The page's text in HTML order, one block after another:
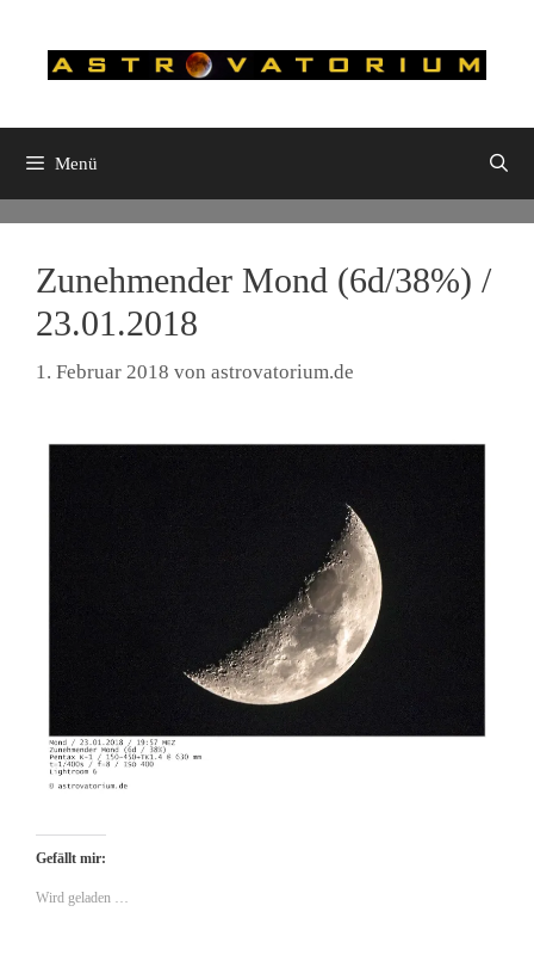
springen
Menü
Zunehmender Mond (6d/38%) /
23.01.2018
1. Februar 2018 von astrovatorium.de
Gefällt mir:
Wird geladen …